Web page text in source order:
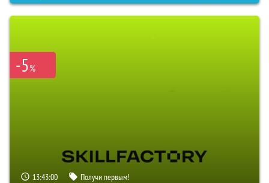
-5%
13:42:59 Получи первым!